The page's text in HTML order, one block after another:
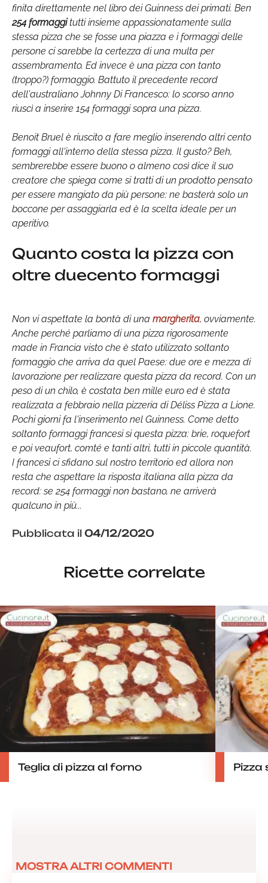
finita direttamente nel libro dei Guinness dei primati. Ben
254 formaggitutti insieme appassionatamente sulla
stessa pizza che se fosse una piazza e i formaggi delle
persone ci sarebbe la certezza di una multa per
assembramento. Ed invece è una pizza con tanto
(troppo?) formaggio. Battuto il precedente record
dell'australiano Johnny Di Francesco: lo scorso anno
riuscì a inserire 154 formaggi sopra una pizza.
Benoit Bruel è riuscito a fare meglio inserendo altri cento
formaggi all'interno della stessa pizza. Il gusto? Beh,
sembrerebbe essere buono o almeno così dice il suo
creatore che spiega come si tratti di un prodotto pensato
per essere mangiato da più persone: ne basterà solo un
boccone per assaggiarla ed è la scelta ideale per un
aperitivo.
Quanto costa la pizza con
oltre duecento formaggi
Non vi aspettate la bontà di una margherita, ovviamente.
Anche perché parliamo di una pizza rigorosamente
made in Francia visto che è stato utilizzato soltanto
formaggio che arriva da quel Paese: due ore e mezza di
lavorazione per realizzare questa pizza da record. Con un
peso di un chilo, è costata ben mille euro ed è stata
realizzata a febbraio nella pizzeria di Déliss Pizza a Lione.
Pochi giorni fa l'inserimento nel Guinness. Come detto
soltanto formaggi francesi si questa pizza: brie, roquefort
e poi veaufort, comté e tanti altri, tutti in piccole quantità.
I francesi ci sfidano sul nostro territorio ed allora non
resta che aspettare la risposta italiana alla pizza da
record: se 254 formaggi non bastano, ne arriverà
qualcuno in più...
Pubblicata il 04/12/2020
Ricette correlate
Teglia di pizza al forno Pizza
MOSTRA ALTRI COMMENTI